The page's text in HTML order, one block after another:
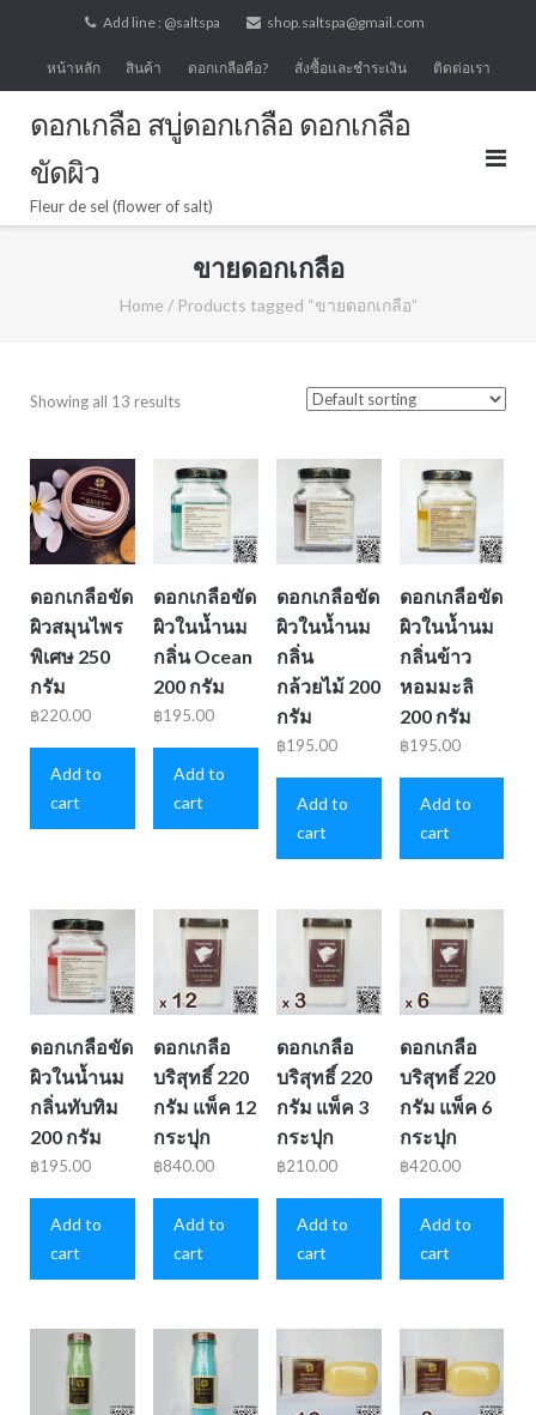
content
Add line : @saltspa shop.saltspa@gmail.com
หน้าหลัก สินค้า ดอกเกลือคือ? สั่งซื้อและชำระเงิน ติดต่อเรา
ดอกเกลือ สบู่ดอกเกลือ ดอกเกลือ
ขัดผิว
Fleur de sel (flower of salt)
ขายดอกเกลือ
Home / Products tagged “ขายดอกเกลือ”
Showing all 13 results
ดอกเกลือขัด
ผิวสมุนไพร
พิเศษ 250
กรัม
฿220.00
Add to
cart
ดอกเกลือขัด
ผิวในน้ำนม
กลิ่น Ocean
200 กรัม
฿195.00
Add to
cart
ดอกเกลือขัด
ผิวในน้ำนม
กลิ่น
กล้วยไม้ 200
กรัม
฿195.00
Add to
cart
ดอกเกลือขัด
ผิวในน้ำนม
กลิ่นข้าว
หอมมะลิ
200 กรัม
฿195.00
Add to
cart
ดอกเกลือขัด
ผิวในน้ำนม
กลิ่นทับทิม
200 กรัม
฿195.00
Add to
cart
ดอกเกลือ
บริสุทธิ์ 220
กรัม แพ็ค 12
กระปุก
฿840.00
Add to
cart
ดอกเกลือ
บริสุทธิ์ 220
กรัม แพ็ค 3
กระปุก
฿210.00
Add to
cart
ดอกเกลือ
บริสุทธิ์ 220
กรัม แพ็ค 6
กระปุก
฿420.00
Add to
cart